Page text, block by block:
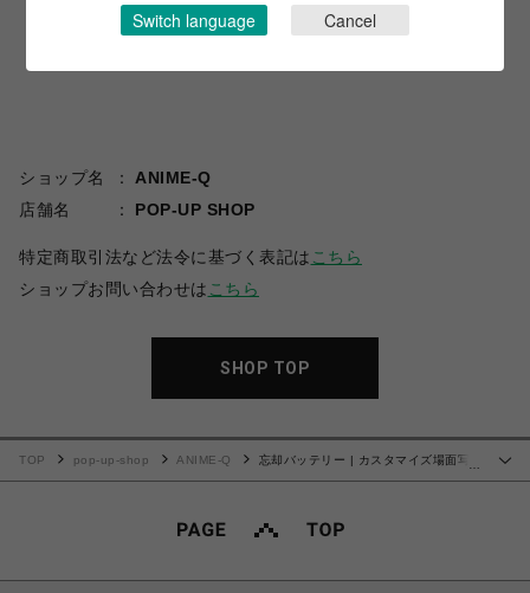
ショップ名
ANIME-Q
店舗名
POP-UP SHOP
特定商取引法など法令に基づく表記は こちら
ショップお問い合わせは こちら
SHOP TOP
TOP pop-up-shop ANIME-Q
忘却バッテリー | カスタマイズ場面写 |
Switch language Cancel